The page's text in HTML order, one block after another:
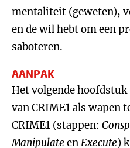
mentaliteit (geweten),
en de wil hebt om een
saboteren.
AANPAK
Het volgende
van CRIME1 als wapen
CRIME1 (stappen:
Manipulate enExecute)